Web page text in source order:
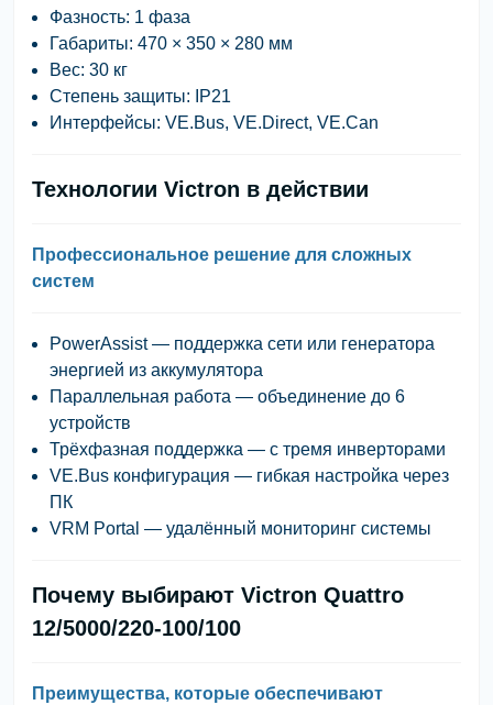
Фазность: 1 фаза
Габариты: 470 × 350 × 280 мм
Вес: 30 кг
Степень защиты: IP21
Интерфейсы: VE.Bus, VE.Direct, VE.Can
Технологии Victron в действии
Профессиональное решение для сложных
систем
PowerAssist— поддержка сети или генератора
энергией из аккумулятора
Параллельная работа — объединение до 6
устройств
Трёхфазная поддержка — с тремя инверторами
VE.Bus конфигурация — гибкая настройка через
ПК
VRM Portal — удалённый мониторинг системы
Почему выбирают Victron Quattro
12/5000/220-100/100
Преимущества, которые обеспечивают